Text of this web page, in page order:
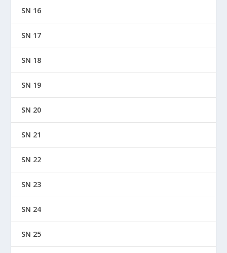
SN 16
SN 17
SN 18
SN 19
SN 20
SN 21
SN 22
SN 23
SN 24
SN 25